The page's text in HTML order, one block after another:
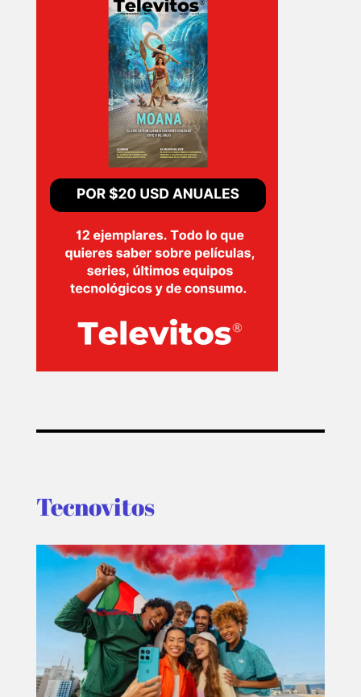
PELICULAS
SERIES
TECNOVITOS
PLUS
Tecnovitos